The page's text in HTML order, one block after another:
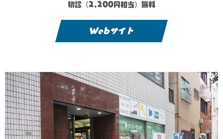
初診（2,200円相当）無料
Webサイト